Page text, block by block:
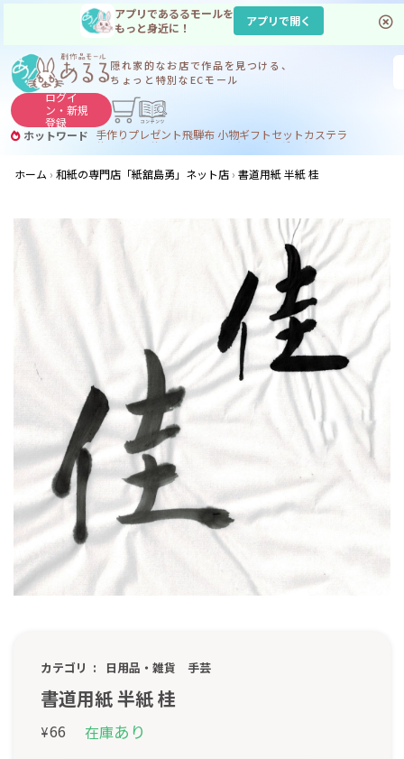
アプリであるるモールを
もっと身近に！
アプリで開く
隠れ家的なお店で作品を見つける、
ちょっと特別なECモール
ログイ
ン・新規
登録
ホットワード 手作りプレゼント飛騨布 小物ギフトセットカステラ
サヌカイト コーヒー
ジンギスカン
ホーム
和紙の専門店「紙舘島勇」ネット店 書道用紙 半紙 桂
カテゴリ 日用品・雑貨 手芸
書道用紙 半紙 桂
¥66 在庫あり